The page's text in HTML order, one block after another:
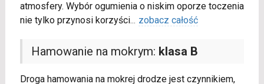
atmosfery. Wybór ogumienia o niskim oporze toczenia
nie tylko przynosi korzyści... zobacz całość
Hamowanie na mokrym: klasa B
Droga hamowania na mokrej drodze jest czynnikiem,